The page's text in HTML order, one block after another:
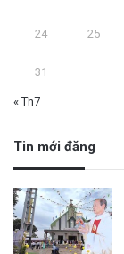
24 25
31
« Th7
Tin mới đăng